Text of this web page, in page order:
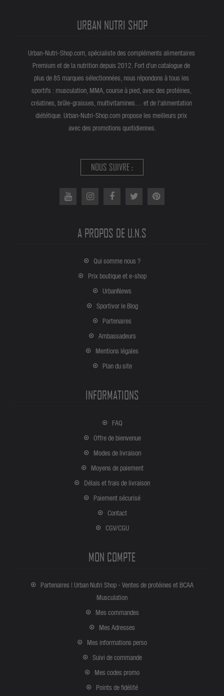
URBAN NUTRI SHOP
Urban-Nutri-Shop.com, spécialiste des compléments alimentaires
Premium et de la nutrition depuis 2012. Fort d'un catalogue de
plus de 85 marques sélectionnées, nous répondons à tous les
sportifs : musculation, MMA, course à pied, avec des protéines,
créatines, brûle-graisses, multivitamines… et de l'alimentation
diététique. Urban-Nutri-Shop.com propose les meilleurs prix
avec des promotions quotidiennes.
NOUS SUIVRE :
A PROPOS DE U.N.S
Qui somme nous ?
Prix boutique et e-shop
UrbanNews
Sportivor le Blog
Partenaires
Ambassadeurs
Mentions légales
Plan du site
INFORMATIONS
FAQ
Offre de bienvenue
Modes de livraison
Moyens de paiement
Délais et frais de livraison
Paiement sécurisé
Contact
CGV/CGU
MON COMPTE
Partenaires | Urban Nutri Shop - Ventes de protéines et BCAA
Musculation
Mes commandes
Mes Adresses
Mes informations perso
Suivi de commande
Mes codes promo
Points de fidélité